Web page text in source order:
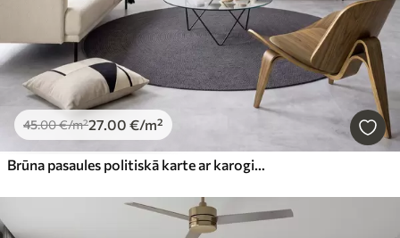
45.00€/m²27 .00 €/m²